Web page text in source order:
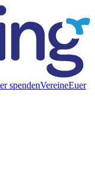
spendenVereineEuer